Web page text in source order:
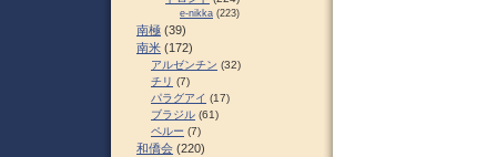
e-nikka (223)
南極 (39)
南米 (172)
アルゼンチン (32)
チリ (7)
パラグアイ (17)
ブラジル (61)
ペルー (7)
和僑会 (220)